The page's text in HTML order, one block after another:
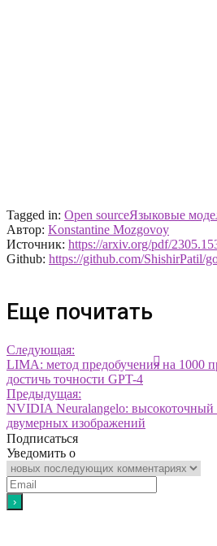
Tagged in: Open sourceЯзыковые
Автор: Konstantine Mozgovoy
Источник: https://arxiv.org/pdf/
Github: https://github.com/ShishirPatil/
Еще почитать
Следующая:
LIMA: метод предобучения на 1000
достичь точности GPT-4
Предыдущая:
NVIDIA Neuralangelo: высокоточный
двумерных изображений
Подписаться
Уведомить о